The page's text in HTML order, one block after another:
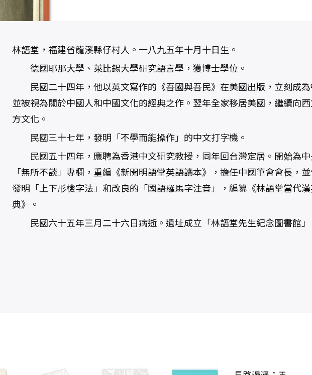
林語堂，福建省龍溪縣仔村人。一八九五年十月十日生。
德國耶那大學、萊比錫大學研究語言學，獲博士學位。
民國二十四年，他以英文寫作的《吾國與吾民》在美國出版，立刻成為
並被視為關於中國人和中國文化的經典之作。翌年全家移居美國，繼續向
方文化。
民國三十七年，發明「不學而能操作」的中文打字機。
民國五十四年，應聘為香港中文研究教授，同年回台灣定居。開始為中
「無所不談」專欄，重編《新開明語堂英語讀本》，擔任中國筆會會長，
發明「上下形檢字法」和改良的「國語羅馬字注音」，編纂《林語堂當代
典》。
民國六十五年三月二十六日病逝。遺址成立「林語堂先生紀念圖書館」